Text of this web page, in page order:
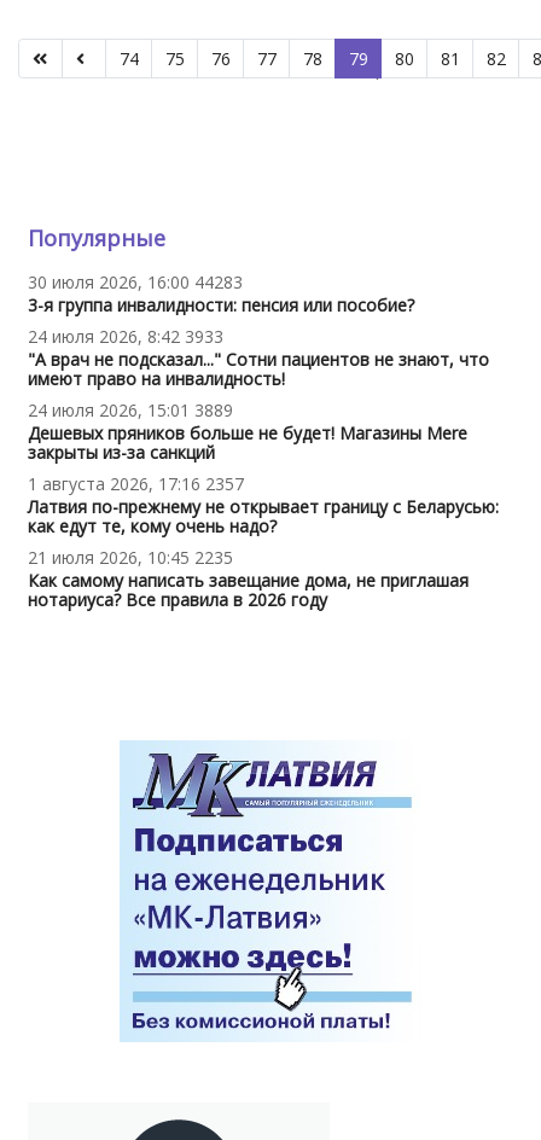
Страница 79 из 190
74 75 76 77 78 79 80 81 82
Популярные
30 июля 2026, 16:00 44283
3-я группа инвалидности: пенсия или пособие?
24 июля 2026, 8:42 3933
"А врач не подсказал..." Сотни пациентов не знают, что
имеют право на инвалидность!
24 июля 2026, 15:01 3889
Дешевых пряников больше не будет! Магазины Mere
закрыты из-за санкций
1 августа 2026, 17:16 2357
Латвия по-прежнему не открывает границу с Беларусью:
как едут те, кому очень надо?
21 июля 2026, 10:45 2235
Как самому написать завещание дома, не приглашая
нотариуса? Все правила в 2026 году